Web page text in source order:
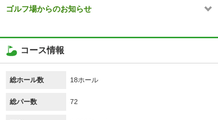
ゴルフ場からのお知らせ
コース情報
総ホール数 18ホール
総パー数 72